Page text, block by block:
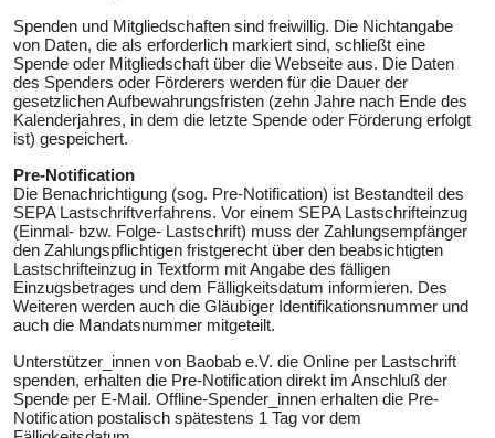
Spenden und Mitgliedschaften sind freiwillig. Die Nichtangabe
von Daten, die als erforderlich markiert sind, schließt eine
Spende oder Mitgliedschaft über die Webseite aus. Die Daten
des Spenders oder Förderers werden für die Dauer der
gesetzlichen Aufbewahrungsfristen (zehn Jahre nach Ende des
Kalenderjahres, in dem die letzte Spende oder Förderung erfolgt
ist) gespeichert.
Pre-Notification
Die Benachrichtigung (sog. Pre-Notification) ist Bestandteil des
SEPA Lastschriftverfahrens. Vor einem SEPA Lastschrifteinzug
(Einmal- bzw. Folge- Lastschrift) muss der Zahlungsempfänger
den Zahlungspflichtigen fristgerecht über den beabsichtigten
Lastschrifteinzug in Textform mit Angabe des fälligen
Einzugsbetrages und dem Fälligkeitsdatum informieren. Des
Weiteren werden auch die Gläubiger Identifikationsnummer und
auch die Mandatsnummer mitgeteilt.
Unterstützer_innen von Baobab e.V. die Online per Lastschrift
spenden, erhalten die Pre-Notification direkt im Anschluß der
Spende per E-Mail. Offline-Spender_innen erhalten die Pre-
Notification postalisch spätestens 1 Tag vor dem